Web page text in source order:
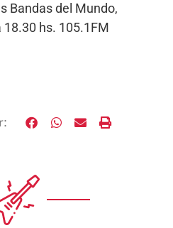
Bandas del Mundo,
hs. 105.1FM